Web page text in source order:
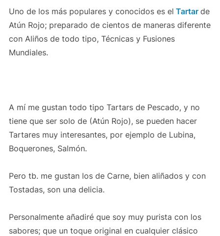
Uno de los más populares y conocidos es el Tartar de
Atún Rojo; preparado de cientos de maneras diferente
con Aliños de todo tipo, Técnicas y Fusiones
Mundiales.
A mí me gustan todo tipo Tartars de Pescado, y no
tiene que ser solo de (Atún Rojo), se pueden hacer
Tartares muy interesantes, por ejemplo de Lubina,
Boquerones, Salmón.
Pero tb. me gustan los de Carne, bien aliñados y con
Tostadas, son una delicia.
Personalmente añadiré que soy muy purista con los
sabores; que un toque original en cualquier clásico